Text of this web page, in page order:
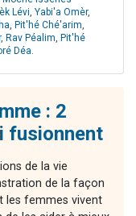
Lévi, Yabi'a Omèr,
, Pit'hé Ché'arim,
, Rav Péalim, Pit'hé
Déa.
: 2
fusionnent
de la vie
de la façon
les femmes vivent